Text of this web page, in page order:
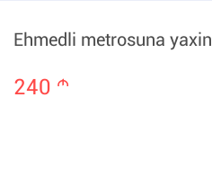
Ehmedli metrosuna yaxin
240 m